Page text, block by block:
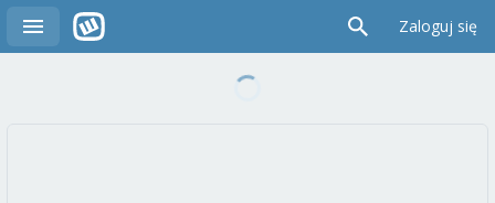
Zaloguj się